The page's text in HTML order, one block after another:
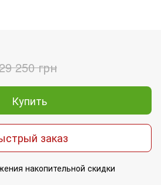
250 грн
Купить
заказ
накопительной скидки